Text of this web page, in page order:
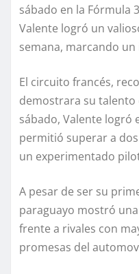
sábado en la Fórmula
Valente logró un
semana, marcando
El circuito francés,
demostrara su talento
sábado, Valente logró
permitió superar a
un experimentado
A pesar de ser su
paraguayo mostró
frente a rivales con
promesas del